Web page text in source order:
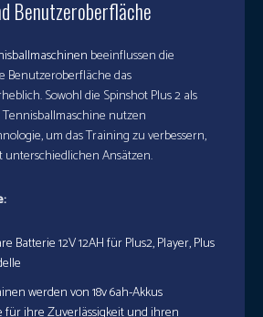
Benutzeroberfläche
beeinflussen die
Benutzeroberfläche das
Sowohl die Spinshot Plus 2 als
nutzen
um das Training zu verbessern,
unterschiedlichen Ansätzen.
Batterie 12V 12AH für Plus2, Player, Plus
werden von 18v 6ah-Akkus